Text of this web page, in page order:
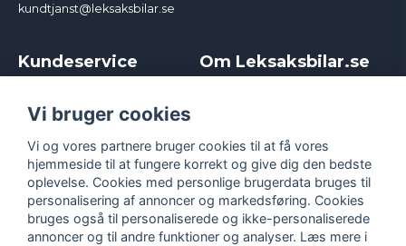
kundtjanst@leksaksbilar.se
Kundeservice
Kampagner og rabatter
Reklamation
Policy chase cars
Returnera
Logga in
Om Leksaksbilar.se
Handelsbetingelser
Persondatapolitik
Cookies
Vi bruger cookies
Vi og vores partnere bruger cookies til at få vores
hjemmeside til at fungere korrekt og give dig den bedste
oplevelse. Cookies med personlige brugerdata bruges til
personalisering af annoncer og markedsføring. Cookies
bruges også til personaliserede og ikke-personaliserede
annoncer og til andre funktioner og analyser. Læs mere i